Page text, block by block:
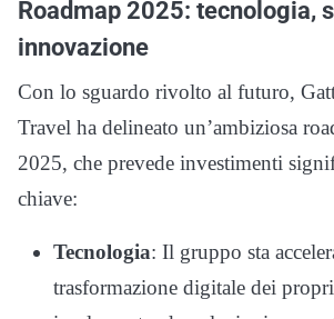
Roadmap 2025: tecnologia,
innovazione
Con lo sguardo rivolto al futuro,
Travel ha delineato un’ambiziosa
2025, che prevede investimenti
chiave:
Tecnologia: Il gruppo sta
trasformazione digitale dei